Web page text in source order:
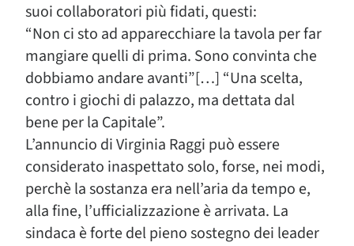
suoi collaboratori più fidati, questi:
“Non ci sto ad apparecchiare la tavola per far
mangiare quelli di prima. Sono convinta che
dobbiamo andare avanti”[…] “Una scelta,
contro i giochi di palazzo, ma dettata dal
bene per la Capitale”.
L’annuncio di Virginia Raggi può essere
considerato inaspettato solo, forse, nei modi,
perchè la sostanza era nell’aria da tempo e,
alla fine, l’ufficializzazione è arrivata. La
sindaca è forte del pieno sostegno dei leader